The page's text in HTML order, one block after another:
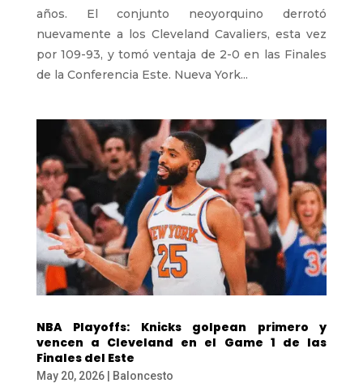
años. El conjunto neoyorquino derrotó
nuevamente a los Cleveland Cavaliers, esta vez
por 109-93, y tomó ventaja de 2-0 en las Finales
de la Conferencia Este. Nueva York...
NBA Playoffs: Knicks golpean primero y
vencen a Cleveland en el Game 1 de las
Finales del Este
May 20, 2026| Baloncesto